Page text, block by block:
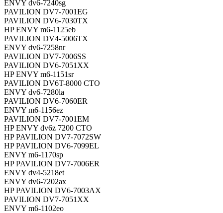
ENVY dv6-7240sg
PAVILION DV7-7001EG
PAVILION DV6-7030TX
HP ENVY m6-1125eb
PAVILION DV4-5006TX
ENVY dv6-7258nr
PAVILION DV7-7006SS
PAVILION DV6-7051XX
HP ENVY m6-1151sr
PAVILION DV6T-8000 CTO
ENVY dv6-7280la
PAVILION DV6-7060ER
ENVY m6-1156ez
PAVILION DV7-7001EM
HP ENVY dv6z 7200 CTO
HP PAVILION DV7-7072SW
HP PAVILION DV6-7099EL
ENVY m6-1170sp
HP PAVILION DV7-7006ER
ENVY dv4-5218et
ENVY dv6-7202ax
HP PAVILION DV6-7003AX
PAVILION DV7-7051XX
ENVY m6-1102eo